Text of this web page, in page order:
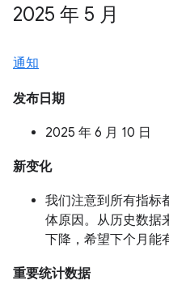
2025 年 5 月
通知
发布日期
2025 年 6 月 10 日
新变化
我们注意到所有指标
体原因。从历史数据
下降，希望下个月能
重要统计数据